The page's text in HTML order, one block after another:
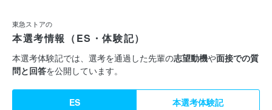
東急ストアの
本選考情報（ES・体験記）
本選考体験記では、選考を通過した先輩の志望動機や面接での質
問と回答を公開しています。
ES 本選考体験記